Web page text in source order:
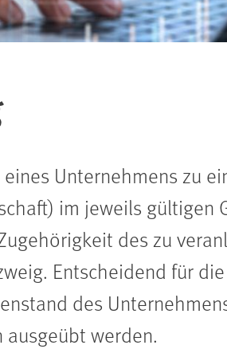
Unternehmens zu
im jeweils gültigen
des zu
Entscheidend für die
des
werden.